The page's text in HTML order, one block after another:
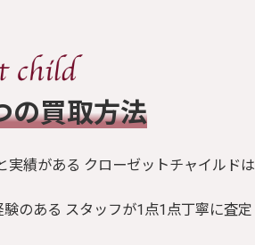
の買取方法
実績がある クローゼットチャイルドは
のある スタッフが1点1点丁寧に査定